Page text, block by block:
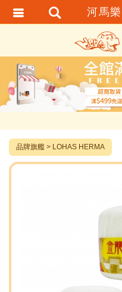
品牌旗艦 LOHAS HERMA
河馬